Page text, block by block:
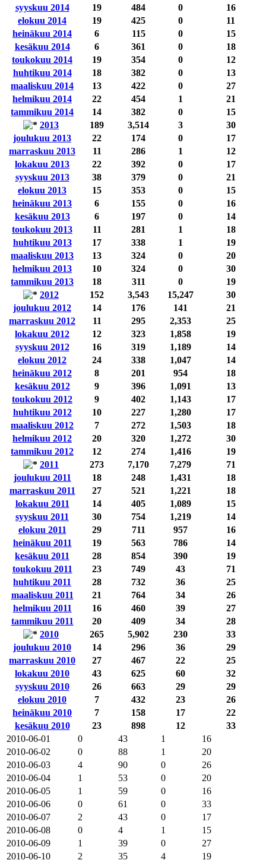
syyskuu 2014
19 484 0
16
elokuu 2014
19 425 0
11
heinäkuu 2014
6 115 0
15
kesäkuu 2014
6 361 0
18
toukokuu 2014
19 354 0
12
huhtikuu 2014
18 382 0
13
maaliskuu 2014
13 422 0
27
helmikuu 2014
22 454 1
21
tammikuu 2014
14 382 0
15
2013
189 3,514 3
30
joulukuu 2013
22 174 0
17
marraskuu 2013
11 286 1
12
lokakuu 2013
22 392 0
17
syyskuu 2013
38 379 0
21
elokuu 2013
15 353 0
15
heinäkuu 2013
6 155 0
16
kesäkuu 2013
6 197 0
14
toukokuu 2013
11 281 1
18
huhtikuu 2013
17 338 1
19
maaliskuu 2013
13 324 0
20
helmikuu 2013
10 324 0
30
tammikuu 2013
18 311 0
19
2012
152 3,543 15,247
30
joulukuu 2012
14 176 141
21
marraskuu 2012
11 295 2,353
25
lokakuu 2012
12 323 1,858
19
syyskuu 2012
16 319 1,189
14
elokuu 2012
24 338 1,047
14
heinäkuu 2012
8 201 954
18
kesäkuu 2012
9 396 1,091
13
toukokuu 2012
9 402 1,143
17
huhtikuu 2012
10 227 1,280
17
maaliskuu 2012
7 272 1,503
18
helmikuu 2012
20 320 1,272
30
tammikuu 2012
12 274 1,416
19
2011
273 7,170 7,279
71
joulukuu 2011
18 248 1,431
18
marraskuu 2011
27 521 1,221
18
lokakuu 2011
14 405 1,089
15
syyskuu 2011
30 754 1,219
14
elokuu 2011
29 711 957
16
heinäkuu 2011
19 563 786
14
kesäkuu 2011
28 854 390
19
toukokuu 2011
23 749 43
71
huhtikuu 2011
28 732 36
25
maaliskuu 2011
21 764 34
26
helmikuu 2011
16 460 39
27
tammikuu 2011
20 409 34
28
2010
265 5,902 230
33
joulukuu 2010
14 296 36
29
marraskuu 2010
27 467 22
25
lokakuu 2010
43 625 60
32
syyskuu 2010
26 663 29
29
elokuu 2010
7 432 23
26
heinäkuu 2010
7 158 17
22
kesäkuu 2010
23 898 12
33
2010-06-01
0 43 1
16
2010-06-02
0 88 1
20
2010-06-03
4 90 0
26
2010-06-04
1 53 0
20
2010-06-05
1 59 0
16
2010-06-06
0 61 0
33
2010-06-07
2 43 0
17
2010-06-08
0 4 1
15
2010-06-09
1 39 0
27
2010-06-10
2 35 4
19